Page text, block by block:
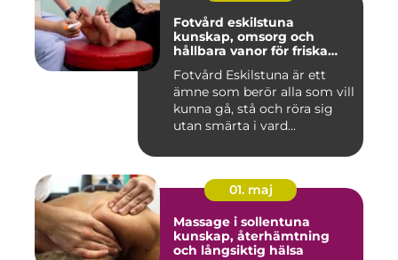
Fotvård eskilstuna
kunskap, omsorg och
hållbara vanor för friska
Fotvård Eskilstuna är ett
ämne som berör alla som vill
kunna gå, stå och röra sig
utan smärta i vard...
01. maj
Massage i sollentuna
kunskap, återhämtning
och långsiktig hälsa